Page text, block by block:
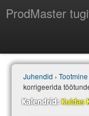
ProdMaster
Juhendid
Power BI & Merit
Juhendid › Tootmine
korrigeerida